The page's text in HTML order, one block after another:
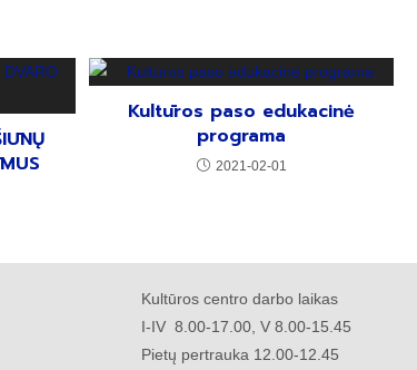
Kultūros paso edukacinė
programa
2021-02-01
Kultūros centro darbo laikas
I-IV 8.00-17.00, V 8.00-15.45
Pietų pertrauka 12.00-12.45